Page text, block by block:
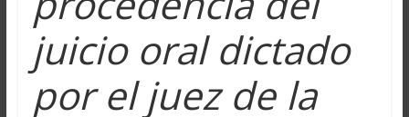
juicio oral dictado
por el juez de la